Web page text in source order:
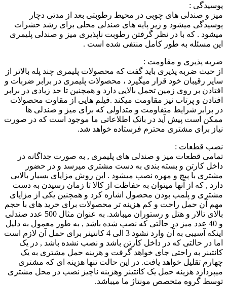
پوسیدگی :
میز و صندلی های چوبی در محیط رطوبتی بعد از مدتی دچار
پوسیدگی میشود و زیر پایه های صندلی محلی برای رشد حشرات
میشود . که با در نظر گرفتن رطوبت ناپذیری میز و صندلی پلیمری
این مسئله به طور کامل منتفی شده است .
ضربه پذیری و مقاومت :
از حیث ضربه پذیری باید گفت که محصولات پلیمری چند پله بالاتر از
سایر رقیبان خود قرار میگیرد ، محصولات پلیمری در برابر ضربات و
افتادن بر روی زمین تحمل بالایی دارد و همچنین تا حد زیادی در برابر
افتادن و پرتاب نیز مقاومت میکند .فیلم هایی از مقاوت محصولات
در برابر شرایط متفاومت و متداولی که برای میز و صندلی ها
ممکن است پیش آید در بانک اطلاعاتی ما موجود است که در صورت
نیاز برای مشتری محترم فرستاده خواهد شد.
نصب قطعات :
تمامی قطعات میز و صندلی های پلیمری , به صورت جداگانه در
داخل کارتن و بسته بندی به دست مشتری میرسد و در حضور
مشتری با پیچ و مهره نصب میشود . این روش مزایای بسیار بالایی
دارد , که از آنها میتوان به حفاظت از کالا تا زمان رسیدن به دست
مشتری و پلمب بودن محصول اشاره کرد و همچنین یکی از مزایای
مهم آن حمل راحت و کم هزینه تر محصولات برای خرید های با حجم
بالای تالار و هتل و رستوران میباشد. به عنوان مثال 500 عدد صندلی
و 40 عدد میز در حالتی که نصب شده باشد , به طور معمول به دلیل
اینکه آسیبی به آن وارد نشود 3 الی 4 کانتینر برای حمل آن لازم است
اما در حالتی که در داخل کارتن باشد و نصب نشده باشد , در یک
کانتینر به راحتی جای خواهد گرفت و هزینه حمل مشتری به یک
چهارم تقلیل خواهد یافت. در این حالت تنها هزینه ای که مشتری
میپردازد هزینه حمل یک کانتینر وهزینه ناچیز نصب در محل مشتری
توسط گروه متخصص مونتاژ ما میباشد.